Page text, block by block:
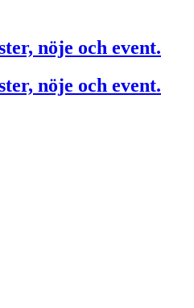
nöje och event.
nöje och event.